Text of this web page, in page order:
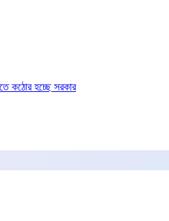
কঠোর হচ্ছে সরকার